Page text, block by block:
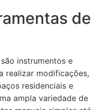
de
são instrumentos e
realizar modificações,
residenciais e
ampla variedade de